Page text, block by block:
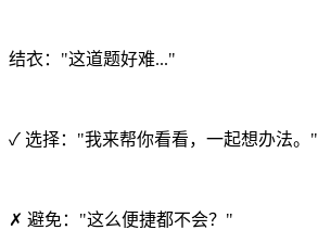
结衣："这道题好难..."
✓ 选择："我来帮你看看，一起想办法。"
✗ 避免："这么便捷都不会？"